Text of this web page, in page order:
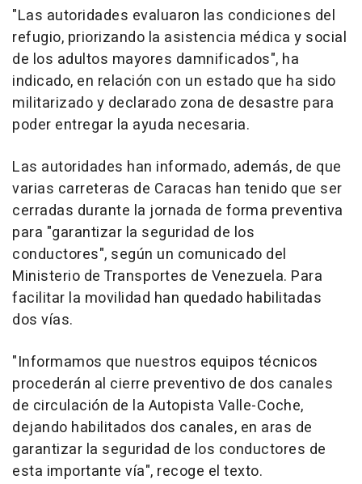
"Las autoridades evaluaron las condiciones del
refugio, priorizando la asistencia médica y social
de los adultos mayores damnificados", ha
indicado, en relación con un estado que ha sido
militarizado y declarado zona de desastre para
poder entregar la ayuda necesaria.
Las autoridades han informado, además, de que
varias carreteras de Caracas han tenido que ser
cerradas durante la jornada de forma preventiva
para "garantizar la seguridad de los
conductores", según un comunicado del
Ministerio de Transportes de Venezuela. Para
facilitar la movilidad han quedado habilitadas
dos vías.
"Informamos que nuestros equipos técnicos
procederán al cierre preventivo de dos canales
de circulación de la Autopista Valle-Coche,
dejando habilitados dos canales, en aras de
garantizar la seguridad de los conductores de
esta importante vía", recoge el texto.